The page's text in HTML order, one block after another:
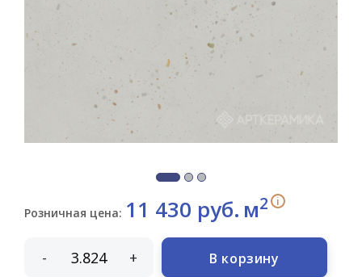
Розничная цена: 11 430 руб. м2 i
- + В корзину